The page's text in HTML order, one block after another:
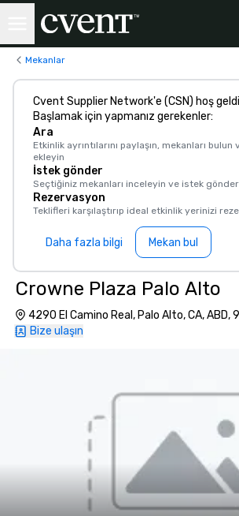
Mekanlar
Cvent Supplier Network'e (CSN) hoş
Başlamak için yapmanız gerekenler:
Ara
Etkinlik ayrıntılarını paylaşın, mekanları
ekleyin
İstek gönder
Seçtiğiniz mekanları inceleyin ve istek
Rezervasyon
Teklifleri karşılaştırıp ideal etkinlik yerinizi
Daha fazla bilgi Mekan bul
Crowne Plaza Palo Alto
4290 El Camino Real, Palo Alto, CA, ABD,
Bize ulaşın